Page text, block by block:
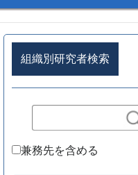
組織別研究者検索
兼務先を含める